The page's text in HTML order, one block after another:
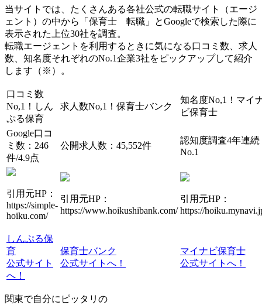
当サイトでは、たくさんある各社公式の転職サイト（エージ
ェント）の中から「保育士 転職」とGoogleで検索した際に
表示された上位30社を調査。
転職エージェントを利用するときに気になる口コミ数、求人
数、知名度それぞれのNo.1企業3社をピックアップして紹介
します（※）。
口コミ数
No,1！ しん
ぷる保育
求人数No,1！ 保育士バンク
知名度No,1！ マイ
ビ保育士
Google口コ
ミ数：246
件/4.9点
公開求人数：45,552件
認知度調査4年連続
No.1
引用元HP：
https://simple-
hoiku.com/
引用元HP：
https://www.hoikushibank.com/
引用元HP：
https://
しんぷる保
育
公式サイト
へ！
保育士バンク
公式サイトへ！
マイナビ保育士
公式サイトへ！
関東で自分にピッタリの